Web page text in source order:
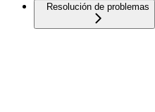
Resolución de problemas